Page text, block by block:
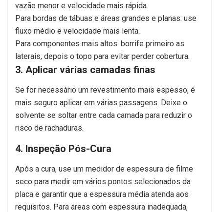
vazão menor e velocidade mais rápida.
Para bordas de tábuas e áreas grandes e planas: use
fluxo médio e velocidade mais lenta.
Para componentes mais altos: borrife primeiro as
laterais, depois o topo para evitar perder cobertura.
3. Aplicar várias camadas finas
Se for necessário um revestimento mais espesso, é
mais seguro aplicar em várias passagens. Deixe o
solvente se soltar entre cada camada para reduzir o
risco de rachaduras.
4. Inspeção Pós-Cura
Após a cura, use um medidor de espessura de filme
seco para medir em vários pontos selecionados da
placa e garantir que a espessura média atenda aos
requisitos. Para áreas com espessura inadequada,